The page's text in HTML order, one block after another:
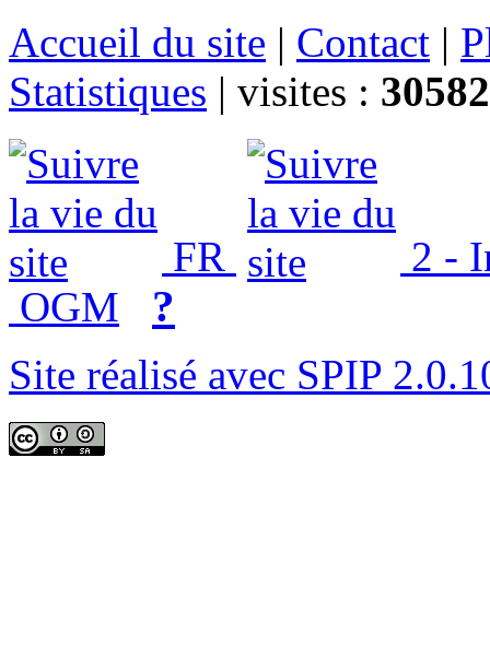
Accueil du site | Contact |
Statistiques | visites :
FR
2 -
OGM
?
Site réalisé avec SPIP